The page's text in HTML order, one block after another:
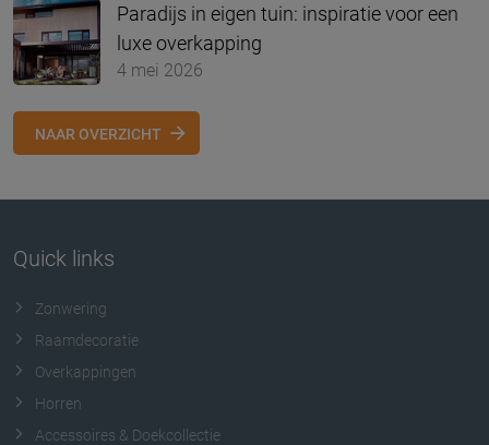
Paradijs in eigen tuin: inspiratie voor een
luxe overkapping
4 mei 2026
NAAR OVERZICHT
Quick links
Zonwering
Raamdecoratie
Overkappingen
Horren
Accessoires & Doekcollectie